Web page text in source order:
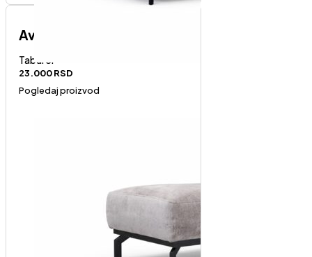
Avola tabure
Taburei
23.000RSD
Pogledaj proizvod